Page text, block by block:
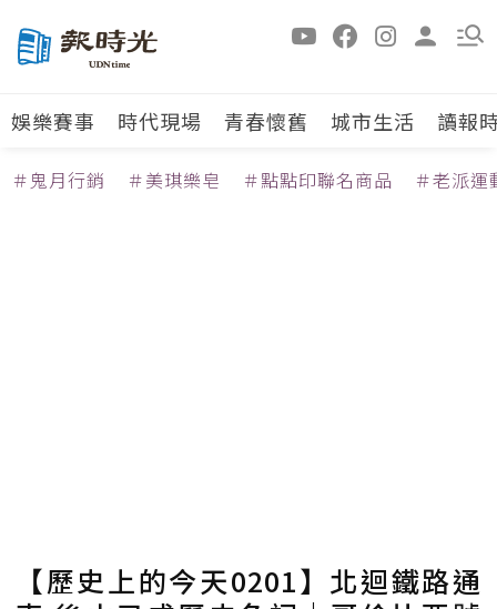
娛樂賽事 時代現場 青春懷舊 城市生活 讀報
＃鬼月行銷 ＃美琪樂皂 ＃點點印聯名商品 ＃老派運
【歷史上的今天0201】北迴鐵路通